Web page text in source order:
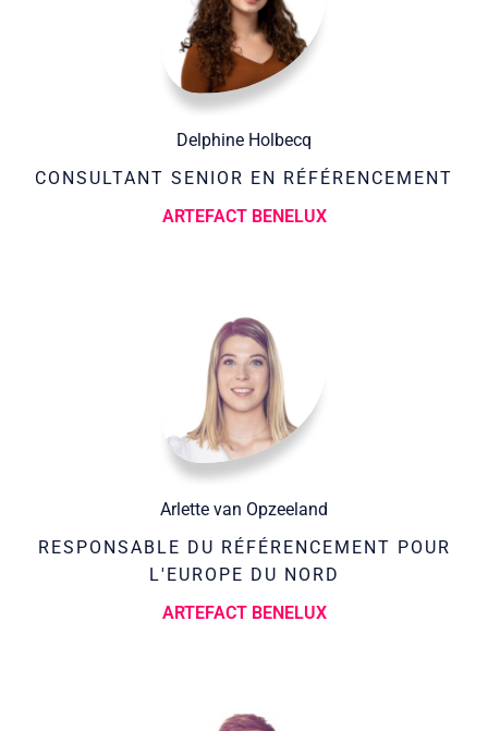
Delphine Holbecq
CONSULTANT SENIOR EN RÉFÉRENCEMENT
ARTEFACT BENELUX
Arlette van Opzeeland
RESPONSABLE DU RÉFÉRENCEMENT POUR
L'EUROPE DU NORD
ARTEFACT BENELUX